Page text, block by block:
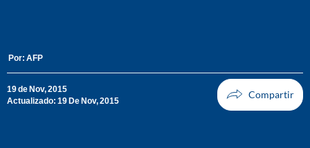
Por: AFP
19 de Nov, 2015
Actualizado: 19 De Nov, 2015